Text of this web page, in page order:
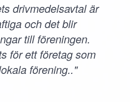
drivmedelsavtal är
och det blir
till föreningen.
för ett företag som
förening.."